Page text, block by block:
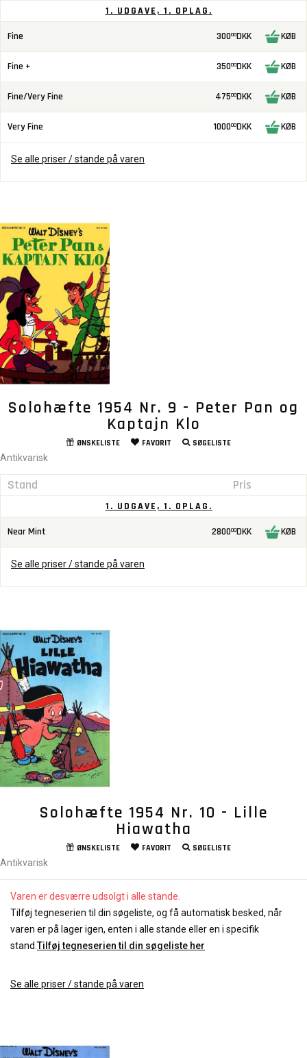
1. UDGAVE, 1. OPLAG.
Fine 30000DKK KØB
Fine + 35000DKK KØB
Fine/Very Fine 47500DKK KØB
Very Fine 100000DKK KØB
Se alle priser / stande på varen
Solohæfte 1954 Nr. 9 - Peter Pan og
Kaptajn Klo
ØNSKELISTE FAVORIT SØGELISTE
Antikvarisk
Stand Pris
1. UDGAVE, 1. OPLAG.
Near Mint 280000DKK KØB
Se alle priser / stande på varen
Solohæfte 1954 Nr. 10 - Lille
Hiawatha
ØNSKELISTE FAVORIT SØGELISTE
Antikvarisk
Varen er desværre udsolgt i alle stande.
Tilføj tegneserien til din søgeliste, og få automatisk besked, når
varen er på lager igen, enten i alle stande eller en i specifik
stand.Tilføj tegneserien til din søgeliste her
Se alle priser / stande på varen